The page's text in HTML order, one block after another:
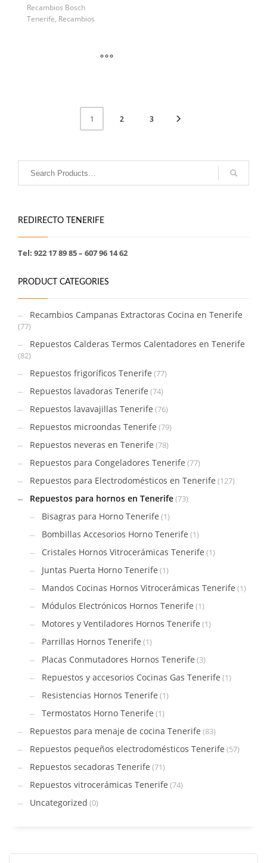
Recambios Bosch
Tenerife, Recambios
1 2 3
REDIRECTO TENERIFE
Tel: 922 17 89 85 – 607 96 14 62
PRODUCT CATEGORIES
Recambios Campanas Extractoras Cocina en Tenerife
(77)
Repuestos Calderas Termos Calentadores en Tenerife
(82)
Repuestos frigoríficos Tenerife (77)
Repuestos lavadoras Tenerife (74)
Repuestos lavavajillas Tenerife (76)
Repuestos microondas Tenerife (79)
Repuestos neveras en Tenerife (78)
Repuestos para Congeladores Tenerife (77)
Repuestos para Electrodomésticos en Tenerife (127)
Repuestos para hornos en Tenerife(73)
Bisagras para Horno Tenerife (1)
Bombillas Accesorios Horno Tenerife (1)
Cristales Hornos Vitrocerámicas Tenerife (1)
Juntas Puerta Horno Tenerife (1)
Mandos Cocinas Hornos Vitrocerámicas Tenerife (1)
Módulos Electrónicos Hornos Tenerife (1)
Motores y Ventiladores Hornos Tenerife (1)
Parrillas Hornos Tenerife (1)
Placas Conmutadores Hornos Tenerife (3)
Repuestos y accesorios Cocinas Gas Tenerife (1)
Resistencias Hornos Tenerife (1)
Termostatos Horno Tenerife (1)
Repuestos para menaje de cocina Tenerife (83)
Repuestos pequeños electrodomésticos Tenerife (57)
Repuestos secadoras Tenerife (71)
Repuestos vitrocerámicas Tenerife (74)
Uncategorized (0)